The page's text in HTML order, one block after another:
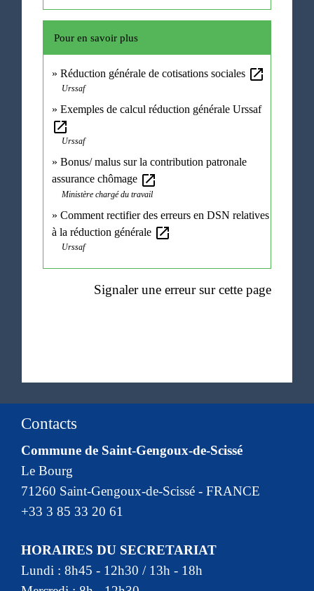
Pour en savoir plus
Réduction générale de cotisations sociales open_in_new
Urssaf
Exemples de calcul réduction générale Urssaf
open_in_new
Urssaf
Bonus/ malus sur la contribution patronale
assurance chômage open_in_new
Ministère chargé du travail
Comment rectifier des erreurs en DSN relatives
à la réduction générale open_in_new
Urssaf
Signaler une erreur sur cette page
Contacts
Commune de Saint-Gengoux-de-Scissé
Le Bourg
71260 Saint-Gengoux-de-Scissé - FRANCE
+33 3 85 33 20 61
HORAIRES DU SECRETARIAT
Lundi : 8h45 - 12h30 / 13h - 18h